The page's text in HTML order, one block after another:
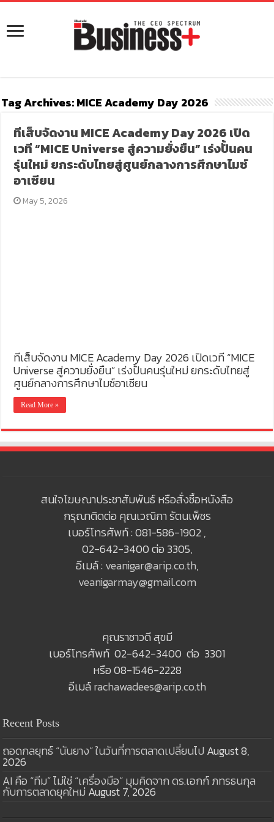
Tag Archives:MICE Academy Day 2026
ทีเส็บจัดงาน MICE Academy Day 2026 เปิด
เวที “MICE Universe สู่ความยั่งยืน” เร่งปั้นคน
รุ่นใหม่ ยกระดับไทยสู่ศูนย์กลางการศึกษาไมซ์
อาเซียน
May 5, 2026
ทีเส็บจัดงาน MICE Academy Day 2026 เปิดเวที “MICE
Universe สู่ความยั่งยืน” เร่งปั้นคนรุ่นใหม่ ยกระดับไทยสู่
ศูนย์กลางการศึกษาไมซ์อาเซียน
Read More »
สนใจโฆษณาประชาสัมพันธ์ หรือสั่งซื้อหนังสือ
กรุณาติดต่อ คุณเวณิกา รัตนเพ็ชร
เบอร์โทรศัพท์ : 081-586-1902 ,
02-642-3400 ต่อ 3305,
อีเมล์ : veanigar@arip.co.th,
veanigarmay@gmail.com
คุณราชาวดี สุขมี
เบอร์โทรศัพท์ 02-642-3400 ต่อ 3301
หรือ 08-1546-2228
อีเมล์rachawadees@arip.co.th
Recent Posts
ถอดกลยุทธ์ “นันยาง” ในวันที่การตลาดเปลี่ยนไป August 8,
2026
AI คือ “ทีม” ไม่ใช่ “เครื่องมือ” มุมคิดจาก ดร.เอกก์ ภทรธนกุล
กับการตลาดยุคใหม่ August 7, 2026